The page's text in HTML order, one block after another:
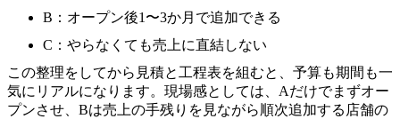
B：オープン後1〜3か月で追加できる
C：やらなくても売上に直結しない
この整理をしてから見積と工程表を組むと、予算も期間も一
気にリアルになります。現場感としては、Aだけでまずオー
プンさせ、Bは売上の手残りを見ながら順次追加する店舗の